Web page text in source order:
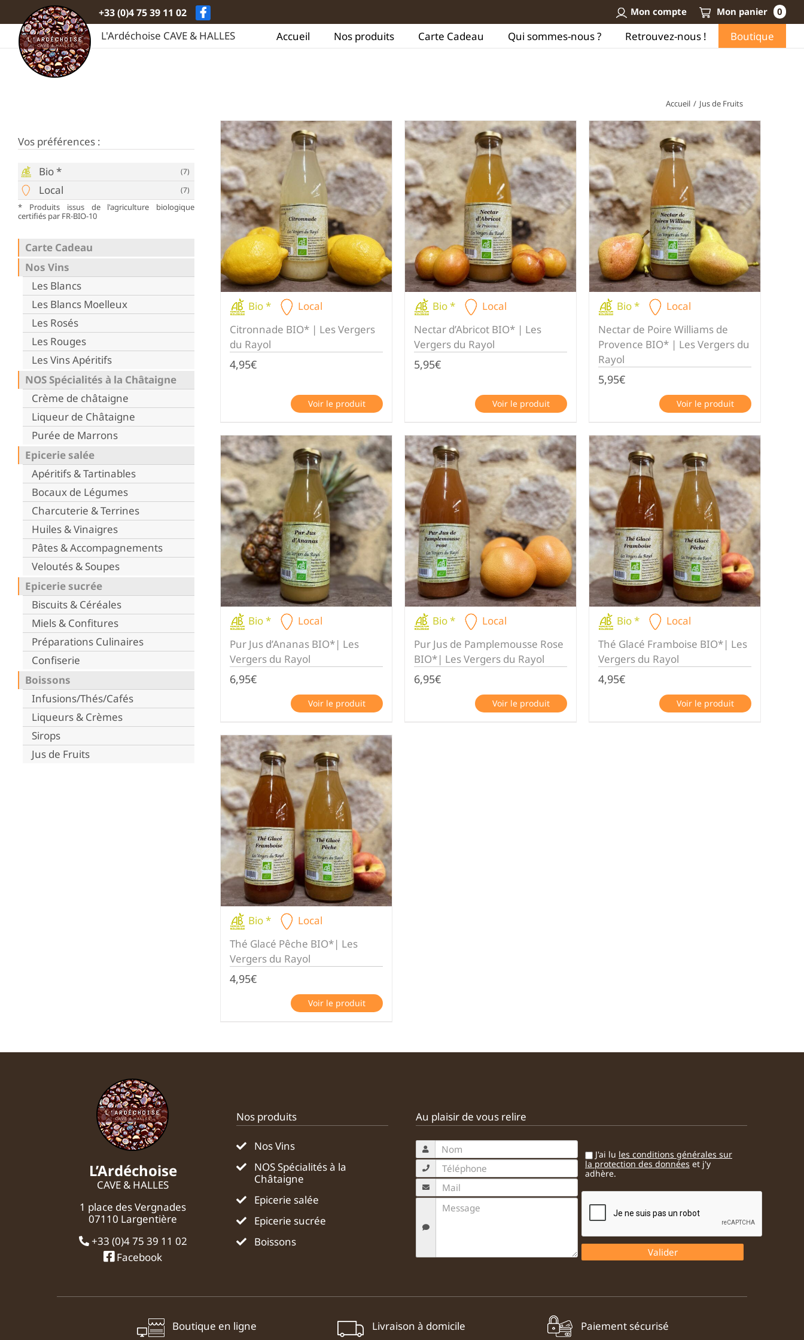
+33 (0)4 75 39 11 02 Mon compte Mon panier 0
contenu
L'Ardéchoise CAVE & HALLES Accueil Nos produits Carte Cadeau Qui sommes-nous ? Retrouvez-nous ! Boutique
Accueil / Jus de Fruits
Bio *
Local
Citronnade BIO* | Les Vergers
du Rayol
4,95€
Voir le produit
Bio *
Local
Nectar d’Abricot BIO* | Les
Vergers du Rayol
5,95€
Voir le produit
Bio *
Local
Nectar de Poire Williams de
Provence BIO* | Les Vergers du
Rayol
5,95€
Voir le produit
Bio *
Local
Pur Jus d’Ananas BIO*| Les
Vergers du Rayol
6,95€
Voir le produit
Bio *
Local
Pur Jus de Pamplemousse Rose
BIO*| Les Vergers du Rayol
6,95€
Voir le produit
Bio *
Local
Thé Glacé Framboise BIO*| Les
Vergers du Rayol
4,95€
Voir le produit
Bio *
Local
Thé Glacé Pêche BIO*| Les
Vergers du Rayol
4,95€
Voir le produit
Vos préférences :
Bio * (7)
Local (7)
* Produits issus de l'agriculture biologique
certifiés par FR-BIO-10
Carte Cadeau
Nos Vins
Les Blancs
Les Blancs Moelleux
Les Rosés
Les Rouges
Les Vins Apéritifs
NOS Spécialités à la Châtaigne
Crème de châtaigne
Liqueur de Châtaigne
Purée de Marrons
Epicerie salée
Apéritifs & Tartinables
Bocaux de Légumes
Charcuterie & Terrines
Huiles & Vinaigres
Pâtes & Accompagnements
Veloutés & Soupes
Epicerie sucrée
Biscuits & Céréales
Miels & Confitures
Préparations Culinaires
Confiserie
Boissons
Infusions/Thés/Cafés
Liqueurs & Crèmes
Sirops
Jus de Fruits
L’Ardéchoise
CAVE & HALLES
1 place des Vergnades
07110 Largentière
+33 (0)4 75 39 11 02
Facebook
Nos produits
Nos Vins
NOS Spécialités à la
Châtaigne
Epicerie salée
Epicerie sucrée
Boissons
Au plaisir de vous relire
J'ai lu les conditions générales sur
la protection des données et j'y
adhère.
Boutique en ligne Livraison à domicile Paiement sécurisé